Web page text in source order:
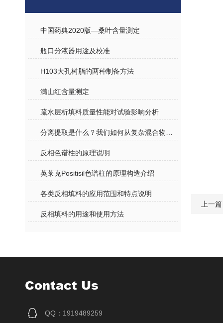
中国药典2020版—桑叶含量测定
瓶口分液器用途及校准
H103大孔树脂的两种制备方法
满山红含量测定
疏水层析填料质量性能对试验影响分析
反相色谱柱的原理说明
英莱克Positisil色谱柱的原理构造介绍
各类反相填料的应用范围和特点说明
反相填料的用途和使用方法
上一
Contact Us
QQ：1919489259